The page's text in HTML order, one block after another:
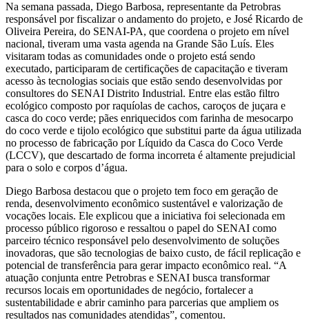
Na semana passada, Diego Barbosa, representante da Petrobras
responsável por fiscalizar o andamento do projeto, e José Ricardo de
Oliveira Pereira, do SENAI-PA, que coordena o projeto em nível
nacional, tiveram uma vasta agenda na Grande São Luís. Eles
visitaram todas as comunidades onde o projeto está sendo
executado, participaram de certificações de capacitação e tiveram
acesso às tecnologias sociais que estão sendo desenvolvidas por
consultores do SENAI Distrito Industrial. Entre elas estão filtro
ecológico composto por raquíolas de cachos, caroços de juçara e
casca do coco verde; pães enriquecidos com farinha de mesocarpo
do coco verde e tijolo ecológico que substitui parte da água utilizada
no processo de fabricação por Líquido da Casca do Coco Verde
(LCCV), que descartado de forma incorreta é altamente prejudicial
para o solo e corpos d’água.
Diego Barbosa destacou que o projeto tem foco em geração de
renda, desenvolvimento econômico sustentável e valorização de
vocações locais. Ele explicou que a iniciativa foi selecionada em
processo público rigoroso e ressaltou o papel do SENAI como
parceiro técnico responsável pelo desenvolvimento de soluções
inovadoras, que são tecnologias de baixo custo, de fácil replicação e
potencial de transferência para gerar impacto econômico real. “A
atuação conjunta entre Petrobras e SENAI busca transformar
recursos locais em oportunidades de negócio, fortalecer a
sustentabilidade e abrir caminho para parcerias que ampliem os
resultados nas comunidades atendidas”, comentou.